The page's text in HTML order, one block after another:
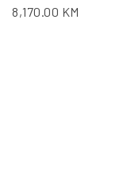
8,170.00 KM